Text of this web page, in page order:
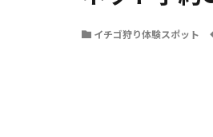
イチゴ狩り体験スポット